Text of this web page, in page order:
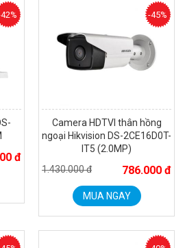
đ
Camera HDTVI thân hồng
ngoại Hikvision DS-2CE16D0T-
IT5 (2.0MP)
1.430.000 đ
786.000 đ
-45%
MUA NGAY
SSO100C
EZVIZ H6c Pro 3M 2K Tặng thẻ 64G